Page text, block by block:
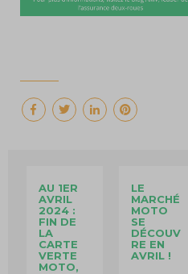
AU 1ER
AVRIL
2024 :
FIN DE
LA
CARTE
VERTE
MOTO,
LE
MARCHÉ
MOTO
SE
DÉCOUV
RE EN
AVRIL !